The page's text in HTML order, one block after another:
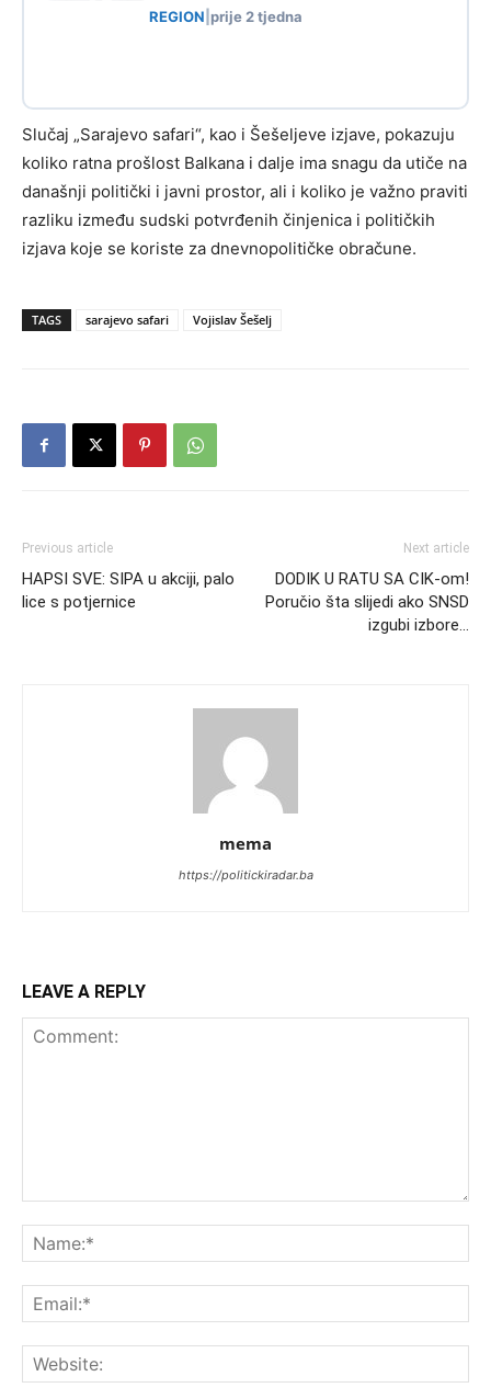
REGION prije 2 tjedna
Slučaj „Sarajevo safari“, kao i Šešeljeve izjave, pokazuju
koliko ratna prošlost Balkana i dalje ima snagu da utiče na
današnji politički i javni prostor, ali i koliko je važno praviti
razliku između sudski potvrđenih činjenica i političkih
izjava koje se koriste za dnevnopolitičke obračune.
TAGS sarajevo safari Vojislav Šešelj
Previous article
HAPSI SVE: SIPA u akciji, palo
lice s potjernice
Next article
DODIK U RATU SA CIK-om!
Poručio šta slijedi ako SNSD
izgubi izbore…
mema
https://politickiradar.ba
LEAVE A REPLY